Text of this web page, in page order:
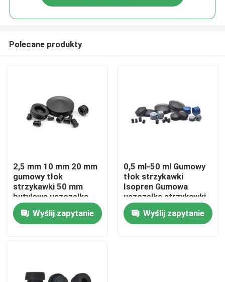
Dom
Polecane produkty
2,5 mm 10 mm 20 mm
gumowy tłok
strzykawki 50 mm
butylowa uszczelka
medyczna
Wyślij zapytanie
0,5 ml-50 ml Gumowy
tłok strzykawki
Isopren Gumowa
uszczelka strzykawki
Wyślij zapytanie